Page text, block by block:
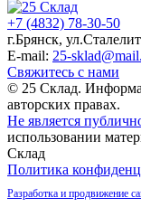
+7 (4832) 78-30-50
г.Брянск,
E-mail: 25-
Свяжитесь с нами
© 25 Склад.
авторских правах.
Не является
использовании
Склад
Политика
Разработка и продвижение